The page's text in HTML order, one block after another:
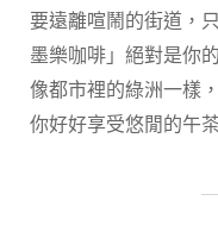
要遠離喧鬧的街道，
墨樂咖啡」絕對是你
像都市裡的綠洲一樣
你好好享受悠閒的午